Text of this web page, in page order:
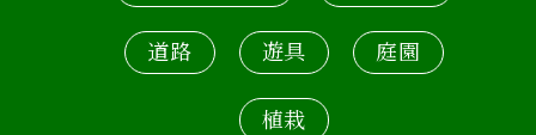
道路 遊具 庭園
植栽